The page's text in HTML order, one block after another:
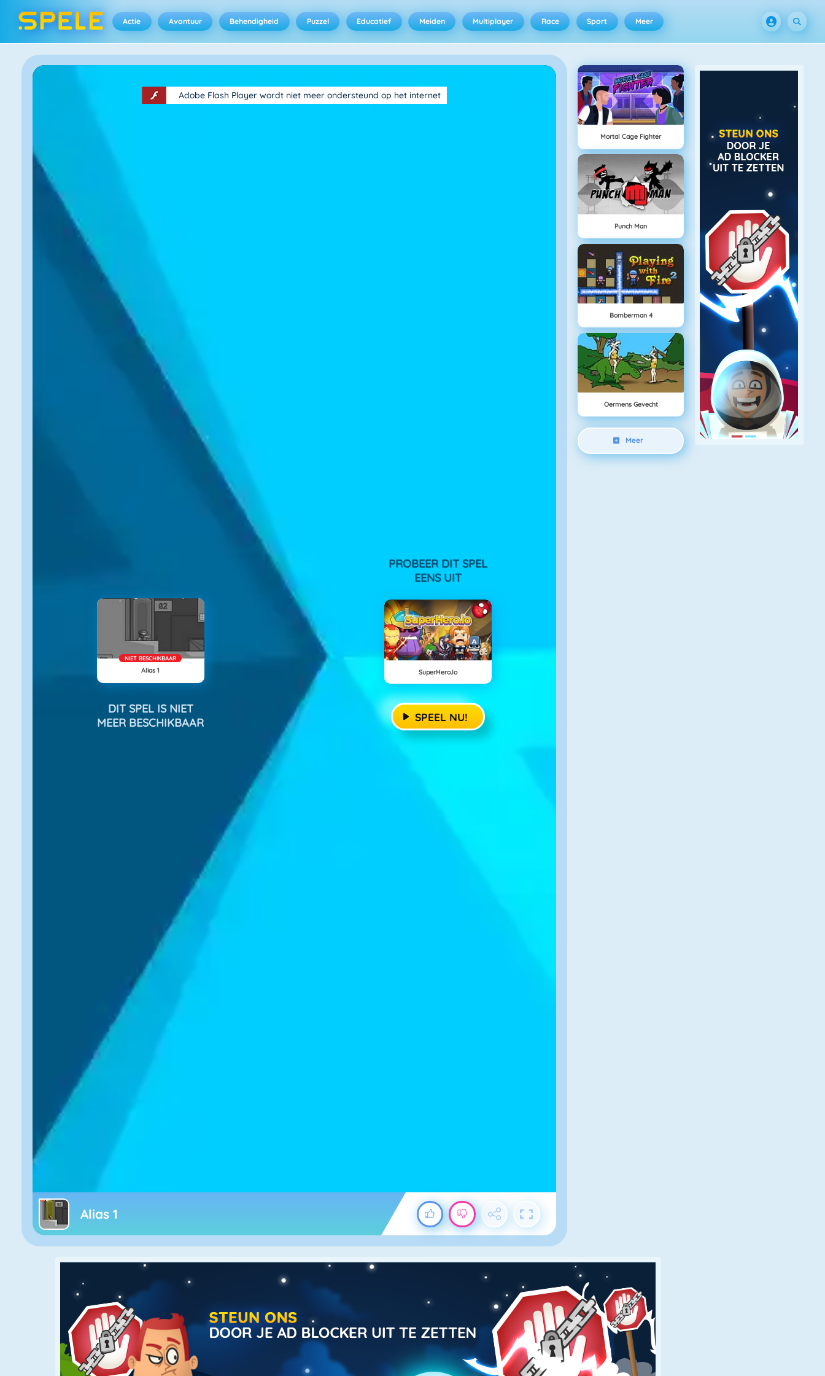
Actie Avontuur Behendigheid Puzzel Educatief Meiden Multiplayer Race Sport Meer
Adobe Flash Player wordt niet meer ondersteund op het internet
NIET BESCHIKBAAR
Alias 1
DIT SPEL IS NIET
MEER BESCHIKBAAR
PROBEER DIT SPEL
EENS UIT
SuperHero.io
SPEEL NU!
Alias 1
Mortal Cage Fighter
Punch Man
Bomberman 4
Oermens Gevecht
Meer